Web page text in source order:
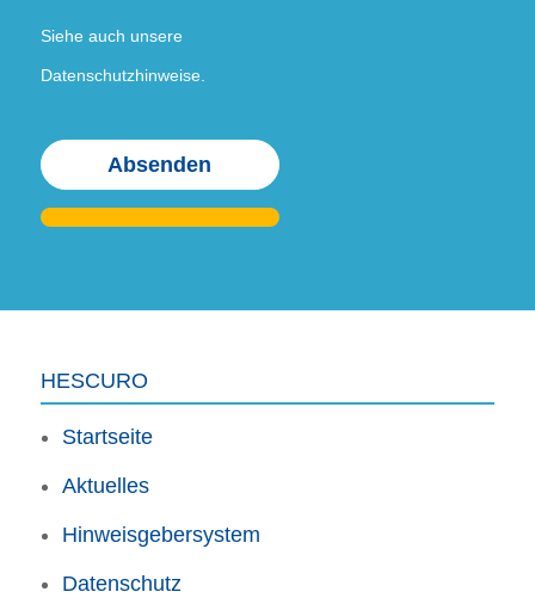
Siehe auch unsere
Datenschutzhinweise.
lasse
dieses
Bitte
lasse
dieses
Bitte
lasse
dieses
Bitte
lasse
dieses
HESCURO
Startseite
Aktuelles
Hinweisgebersystem
Datenschutz